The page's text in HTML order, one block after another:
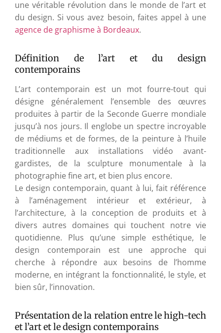
une véritable révolution dans le monde de l’art et
du design. Si vous avez besoin, faites appel à une
agence de graphisme à Bordeaux.
Définition de l’art et du design
contemporains
L’art contemporain est un mot fourre-tout qui
désigne généralement l’ensemble des œuvres
produites à partir de la Seconde Guerre mondiale
jusqu’à nos jours. Il englobe un spectre incroyable
de médiums et de formes, de la peinture à l’huile
traditionnelle aux installations vidéo avant-
gardistes, de la sculpture monumentale à la
photographie fine art, et bien plus encore.
Le design contemporain, quant à lui, fait référence
à l’aménagement intérieur et extérieur, à
l’architecture, à la conception de produits et à
divers autres domaines qui touchent notre vie
quotidienne. Plus qu’une simple esthétique, le
design contemporain est une approche qui
cherche à répondre aux besoins de l’homme
moderne, en intégrant la fonctionnalité, le style, et
bien sûr, l’innovation.
Présentation de la relation entre le high-tech
et l’art et le design contemporains